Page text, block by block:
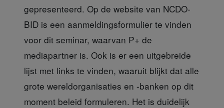
gepresenteerd. Op de website van NCDO-
BID is een aanmeldingsformulier te vinden
voor dit seminar, waarvan P+ de
mediapartner is. Ook is er een uitgebreide
lijst met links te vinden, waaruit blijkt dat alle
grote wereldorganisaties en -banken op dit
moment beleid formuleren. Het is duidelijk